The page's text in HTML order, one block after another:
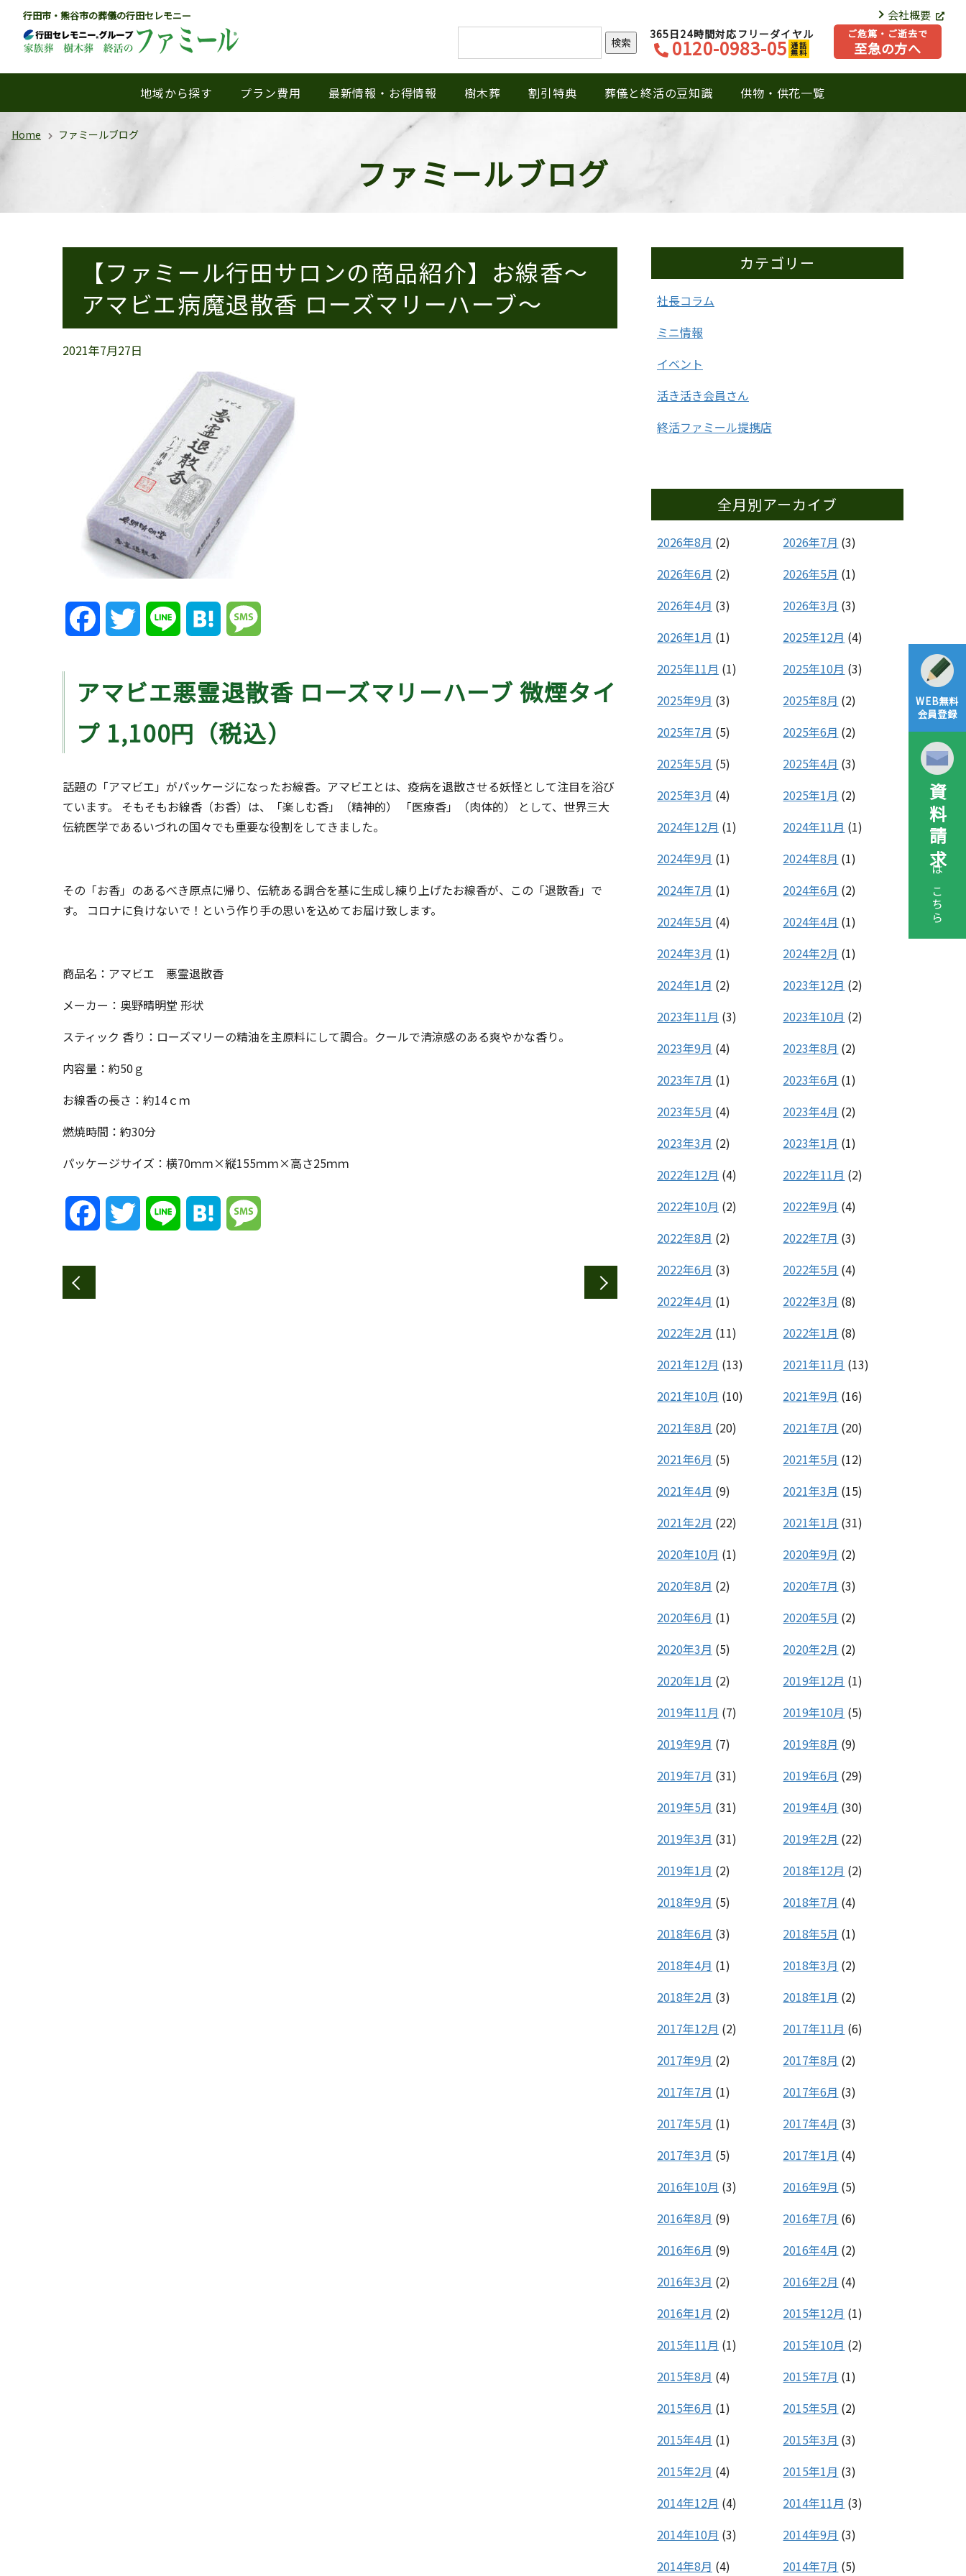
行田市・熊谷市の葬儀の行田セレモニー
地域から探す プラン費用 最新情報・お得情報 樹木葬 割引特典 葬儀と終活の豆知識 供物・供花一覧
会社概要
検索
365日24時間対応フリーダイヤル
0120-0983-05 通話
無料
ご危篤・ご逝去で
至急の方へ
WEB無料
会員登録
資料請求
はこちら
Home ファミールブログ
ファミールブログ
【ファミール行田サロンの商品紹介】お線香〜
アマビエ病魔退散香 ローズマリーハーブ〜
2021年7月27日
FacebookTwitter Line Hatena
アマビエ悪霊退散香 ローズマリーハーブ 微煙タイ
プ 1,100円（税込）
話題の「アマビエ」がパッケージになったお線香。アマビエとは、疫病を退散させる妖怪として注目を浴び
ています。 そもそもお線香（お香）は、「楽しむ香」（精神的） 「医療香」（肉体的） として、世界三大
伝統医学であるいづれの国々でも重要な役割をしてきました。
その「お香」のあるべき原点に帰り、伝統ある調合を基に生成し練り上げたお線香が、この「退散香」で
す。 コロナに負けないで！という作り手の思いを込めてお届け致します。
商品名：アマビエ 悪霊退散香
メーカー：奥野晴明堂 形状
スティック 香り：ローズマリーの精油を主原料にして調合。クールで清涼感のある爽やかな香り。
内容量：約50ｇ
お線香の長さ：約14ｃｍ
燃焼時間：約30分
パッケージサイズ：横70ｍｍ×縦155ｍｍ×高さ25ｍｍ
FacebookTwitter Line Hatena
カテゴリー
社長コラム
ミニ情報
イベント
活き活き会員さん
終活ファミール提携店
全月別アーカイブ
2026年8月 (2) 2026年7月 (3)
2026年6月 (2) 2026年5月 (1)
2026年4月 (3) 2026年3月 (3)
2026年1月 (1) 2025年12月 (4)
2025年11月 (1) 2025年10月 (3)
2025年9月 (3) 2025年8月 (2)
2025年7月 (5) 2025年6月 (2)
2025年5月 (5) 2025年4月 (3)
2025年3月 (4) 2025年1月 (2)
2024年12月 (1) 2024年11月 (1)
2024年9月 (1) 2024年8月 (1)
2024年7月 (1) 2024年6月 (2)
2024年5月 (4) 2024年4月 (1)
2024年3月 (1) 2024年2月 (1)
2024年1月 (2) 2023年12月 (2)
2023年11月 (3) 2023年10月 (2)
2023年9月 (4) 2023年8月 (2)
2023年7月 (1) 2023年6月 (1)
2023年5月 (4) 2023年4月 (2)
2023年3月 (2) 2023年1月 (1)
2022年12月 (4) 2022年11月 (2)
2022年10月 (2) 2022年9月 (4)
2022年8月 (2) 2022年7月 (3)
2022年6月 (3) 2022年5月 (4)
2022年4月 (1) 2022年3月 (8)
2022年2月 (11) 2022年1月 (8)
2021年12月 (13) 2021年11月 (13)
2021年10月 (10) 2021年9月 (16)
2021年8月 (20) 2021年7月 (20)
2021年6月 (5) 2021年5月 (12)
2021年4月 (9) 2021年3月 (15)
2021年2月 (22) 2021年1月 (31)
2020年10月 (1) 2020年9月 (2)
2020年8月 (2) 2020年7月 (3)
2020年6月 (1) 2020年5月 (2)
2020年3月 (5) 2020年2月 (2)
2020年1月 (2) 2019年12月 (1)
2019年11月 (7) 2019年10月 (5)
2019年9月 (7) 2019年8月 (9)
2019年7月 (31) 2019年6月 (29)
2019年5月 (31) 2019年4月 (30)
2019年3月 (31) 2019年2月 (22)
2019年1月 (2) 2018年12月 (2)
2018年9月 (5) 2018年7月 (4)
2018年6月 (3) 2018年5月 (1)
2018年4月 (1) 2018年3月 (2)
2018年2月 (3) 2018年1月 (2)
2017年12月 (2) 2017年11月 (6)
2017年9月 (2) 2017年8月 (2)
2017年7月 (1) 2017年6月 (3)
2017年5月 (1) 2017年4月 (3)
2017年3月 (5) 2017年1月 (4)
2016年10月 (3) 2016年9月 (5)
2016年8月 (9) 2016年7月 (6)
2016年6月 (9) 2016年4月 (2)
2016年3月 (2) 2016年2月 (4)
2016年1月 (2) 2015年12月 (1)
2015年11月 (1) 2015年10月 (2)
2015年8月 (4) 2015年7月 (1)
2015年6月 (1) 2015年5月 (2)
2015年4月 (1) 2015年3月 (3)
2015年2月 (4) 2015年1月 (3)
2014年12月 (4) 2014年11月 (3)
2014年10月 (3) 2014年9月 (3)
2014年8月 (4) 2014年7月 (5)